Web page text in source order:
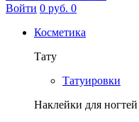
Войти 0 руб. 0
Косметика
Тату
Татуировки
Наклейки для ногтей